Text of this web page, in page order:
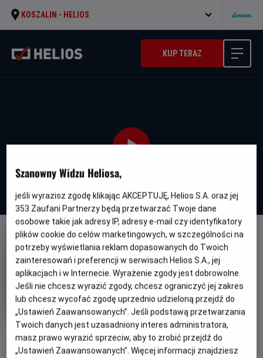
KOSZALIN - HELIOS
KUP TERAZ
WERSJA JĘZYKOWA UA
OBSERWUJ
Ostannya Duel' - UA
Oryginalny
tytuł
The Last Duel Gatunek
Dramat
Minimalny
wiek
Od 15 lat
Czas
trwania
152 min
Kraj
i
rok
produkcji
USA
Szanowny Widzu Heliosa,
jeśli wyrazisz zgodę klikając AKCEPTUJĘ, Helios S.A. oraz jej
353 Zaufani Partnerzy będą przetwarzać Twoje dane
osobowe takie jak adresy IP, adresy e-mail czy identyfikatory
plików cookie do celów marketingowych, w szczególności na
potrzeby wyświetlania reklam dopasowanych do Twoich
zainteresowań i preferencji w serwisach Helios S.A., jej
aplikacjach i w Internecie. Wyrażenie zgody jest dobrowolne.
Jeśli nie chcesz wyrazić zgody, chcesz ograniczyć jej zakres
lub chcesz wycofać zgodę uprzednio udzieloną przejdź do
„Ustawień Zaawansowanych”. Jeśli podstawą przetwarzania
Twoich danych jest uzasadniony interes administratora,
masz prawo wyrazić sprzeciw, aby to zrobić przejdź do
„Ustawień Zaawansowanych”. Więcej informacji znajdziesz